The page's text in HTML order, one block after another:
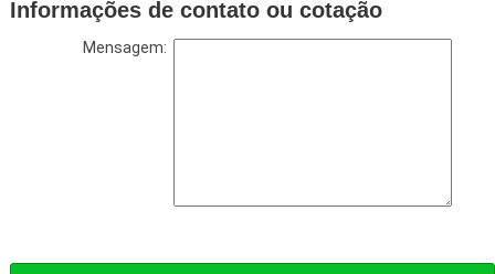
Informações de contato ou cotação
Mensagem: